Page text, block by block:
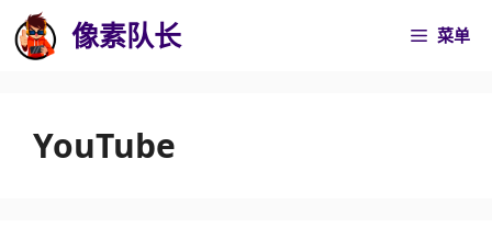
至
像素队长 菜单
YouTube